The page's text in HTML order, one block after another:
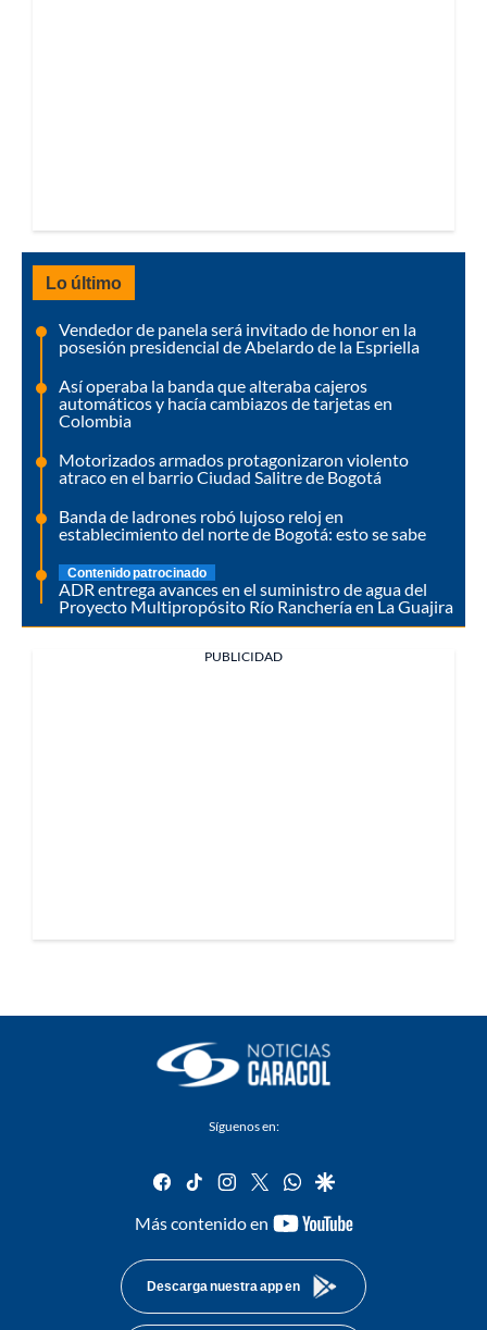
Lo último
Vendedor de panela será invitado de honor en la
posesión presidencial de Abelardo de la Espriella
Así operaba la banda que alteraba cajeros
automáticos y hacía cambiazos de tarjetas en
Colombia
Motorizados armados protagonizaron violento
atraco en el barrio Ciudad Salitre de Bogotá
Banda de ladrones robó lujoso reloj en
establecimiento del norte de Bogotá: esto se sabe
Contenido patrocinado
ADR entrega avances en el suministro de agua del
Proyecto Multipropósito Río Ranchería en La Guajira
PUBLICIDAD
Síguenos en:
facebook
tiktok instagram
twitterwhatsapp
google
Más contenido en
youtube-
Descarga nuestra app en